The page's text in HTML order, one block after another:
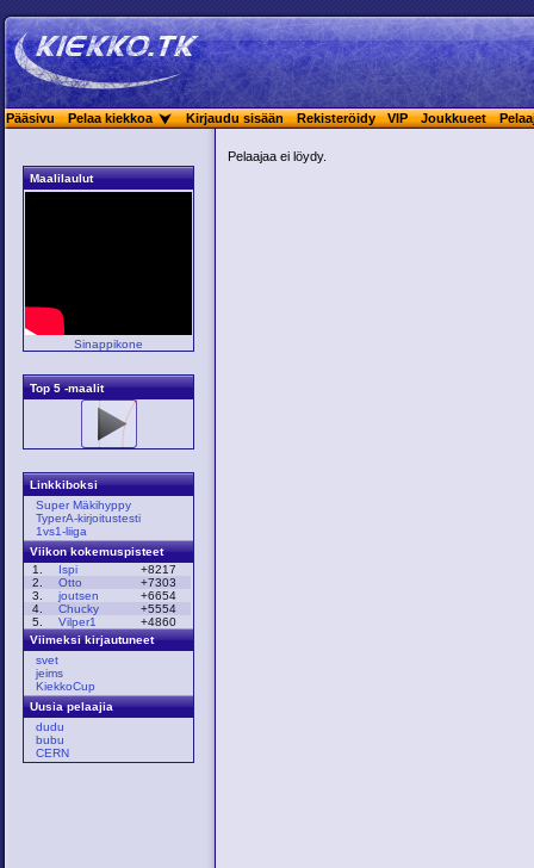
Pääsivu Pelaa kiekkoa Kirjaudu sisään Rekisteröidy VIP Joukkueet
Maalilaulut
Sinappikone
Top 5 -maalit
Linkkiboksi
Super Mäkihyppy
TyperA-kirjoitustesti
1vs1-liiga
Viikon kokemuspisteet
1.
Ispi
+8217
2.
Otto
+7303
3.
joutsen
+6654
4.
Chucky
+5554
5.
Vilper1
+4860
Viimeksi kirjautuneet
svet
jeims
KiekkoCup
Uusia pelaajia
dudu
bubu
CERN
Pelaajaa ei löydy.